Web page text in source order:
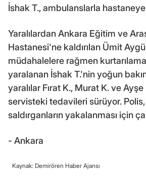
İshak T., ambulanslarla hastaneye
Yaralılardan Ankara Eğitim ve
Hastanesi'ne kaldırılan Ümit
müdahalelere rağmen
yaralanan İshak T.'nin yoğun
yaralılar Fırat K., Murat K. ve Ayşe
servisteki tedavileri sürüyor.
saldırganların yakalanması için
- Ankara
Kaynak: Demirören Haber Ajansı